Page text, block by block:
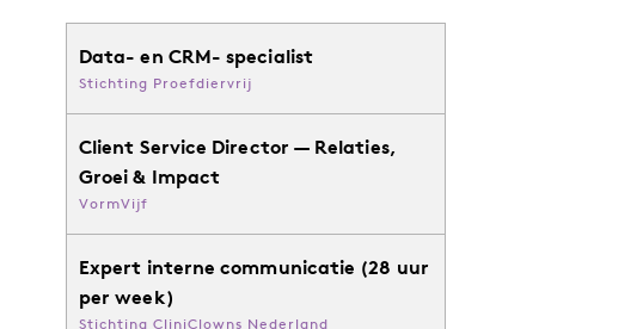
Data- en CRM- specialist
Stichting Proefdiervrij
Client Service Director — Relaties,
Groei & Impact
VormVijf
Expert interne communicatie (28 uur
per week)
Stichting CliniClowns Nederland